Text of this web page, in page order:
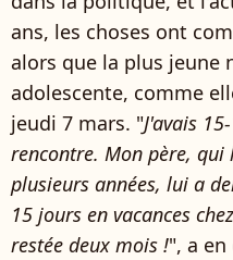
ans, les choses ont
alors que la plus jeune
adolescente, comme
jeudi 7 mars. "J'avais
rencontre. Mon père,
plusieurs années, lui a
15 jours en vacances
restée deux mois !", a